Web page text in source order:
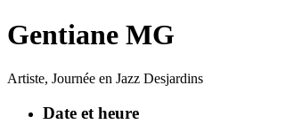
Gentiane MG
Artiste, Journée en Jazz Desjardins
Date et heure